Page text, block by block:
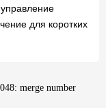
для коротких
merge number